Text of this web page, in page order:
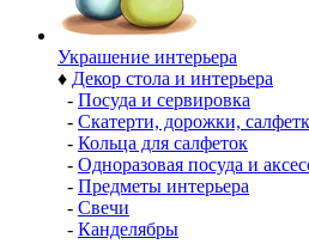
Украшение интерьера
♦ Декор стола и интерьера
- Посуда и сервировка
- Скатерти, дорожки,
- Кольца для салфеток
- Одноразовая посуда и
- Предметы интерьера
- Свечи
- Канделябры